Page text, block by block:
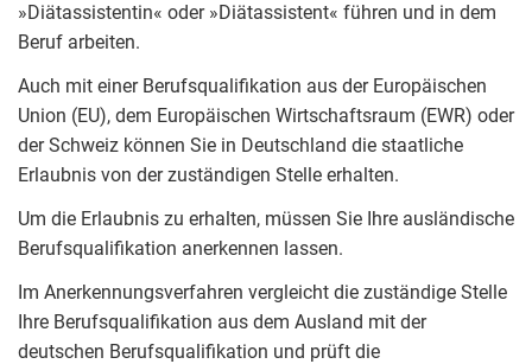
»Diätassistentin« oder »Diätassistent« führen und in dem
Beruf arbeiten.
Auch mit einer Berufsqualifikation aus der Europäischen
Union (EU), dem Europäischen Wirtschaftsraum (EWR) oder
der Schweiz können Sie in Deutschland die staatliche
Erlaubnis von der zuständigen Stelle erhalten.
Um die Erlaubnis zu erhalten, müssen Sie Ihre ausländische
Berufsqualifikation anerkennen lassen.
Im Anerkennungsverfahren vergleicht die zuständige Stelle
Ihre Berufsqualifikation aus dem Ausland mit der
deutschen Berufsqualifikation und prüft die